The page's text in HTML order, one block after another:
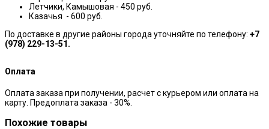
Летчики, Камышовая - 450 руб.
Казачья - 600 руб.
По доставке в другие районы города уточняйте по телефону: +7
(978) 229-13-51.
Оплата
Оплата заказа при получении, расчет с курьером или оплата на
карту. Предоплата заказа - 30%.
Похожие товары